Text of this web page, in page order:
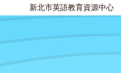
新北市英語教育資源中心